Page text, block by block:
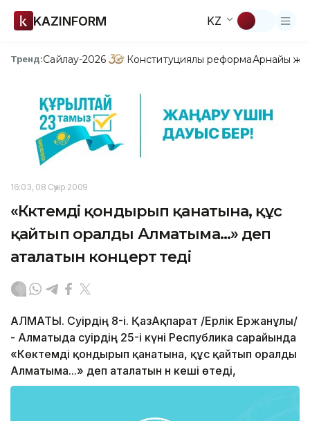
KAZINFORM KZ
Тренд:Сайлау-2026 Конституциялық реформаАрнайы
16:03, 08 Сәуір 2009
«Көктемді қондырып қанатына, құс
қайтып оралды Алматыма...» деп
аталатын концерт өтеді
АЛМАТЫ. Сәуірдің 8-і. ҚазАқпарат /Ерлік Ержанұлы/
- Алматыда сәуірдің 25-і күні Республика сарайында
«Көктемді қондырып қанатына, құс қайтып оралды
Алматыма...» деп аталатын ән кеші өтеді,